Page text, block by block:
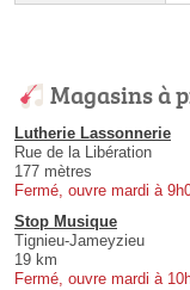
Magasins à
Lutherie Lassonnerie
Rue de la Libération
177 mètres
Fermé, ouvre mardi à
Stop Musique
Tignieu-Jameyzieu
19 km
Fermé, ouvre mardi à